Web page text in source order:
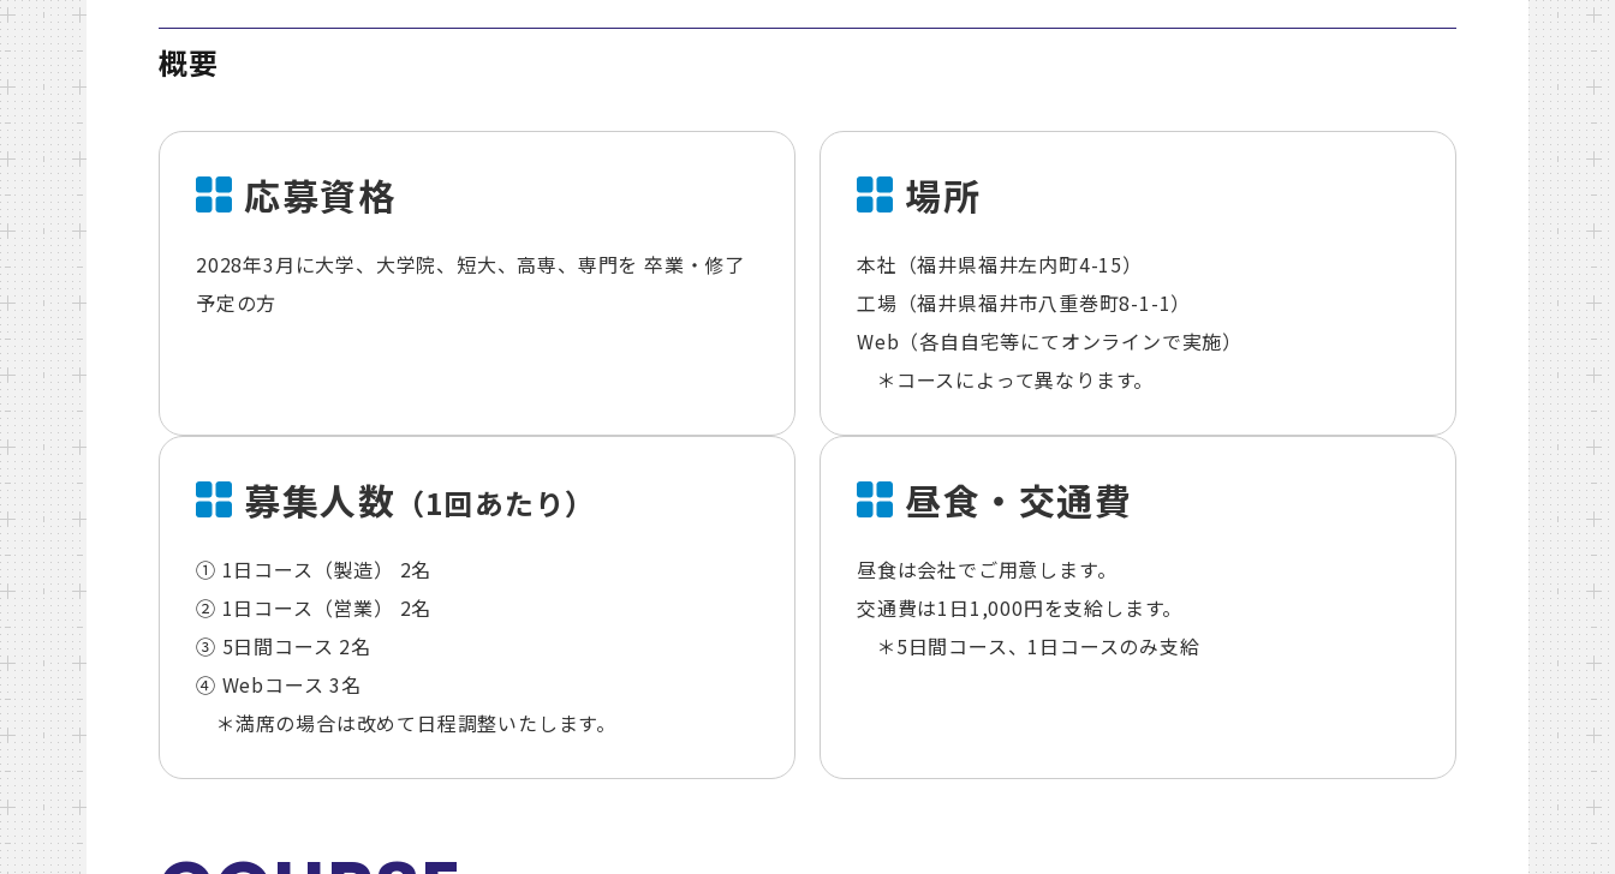
概要
応募資格
2028年3月に大学、大学院、短大、高専、専門を 卒業・修了
予定の方
場所
本社（福井県福井左内町4-15）
工場（福井県福井市八重巻町8-1-1）
Web（各自自宅等にてオンラインで実施）
＊コースによって異なります。
募集人数 （1回あたり）
① 1日コース（製造） 2名
② 1日コース（営業） 2名
③ 5日間コース 2名
④ Webコース 3名
＊満席の場合は改めて日程調整いたします。
昼食・交通費
昼食は会社でご用意します。
交通費は1日1,000円を支給します。
＊5日間コース、1日コースのみ支給